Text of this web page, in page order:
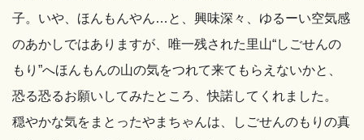
子。いや、ほんもんやん…と、興味深々、ゆるーい空気感
のあかしではありますが、唯一残された里山“しごせんの
もり”へほんもんの山の気をつれて来てもらえないかと、
恐る恐るお願いしてみたところ、快諾してくれました。
穏やかな気をまとったやまちゃんは、しごせんのもりの真